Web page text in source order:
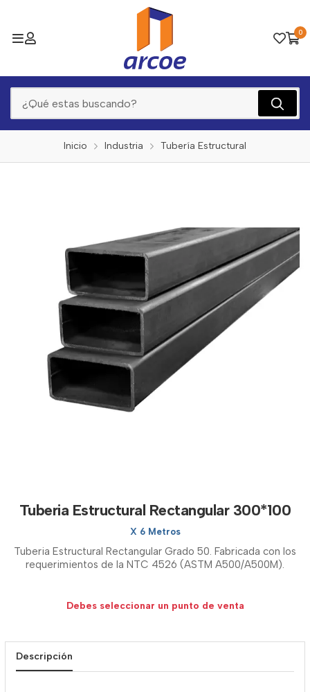
0
Inicio Industria Tubería Estructural
Tuberia Estructural Rectangular 300*100
X 6 Metros
Tuberia Estructural Rectangular Grado 50. Fabricada con los
requerimientos de la NTC 4526 (ASTM A500/A500M).
Debes seleccionar un punto de venta
Descripción